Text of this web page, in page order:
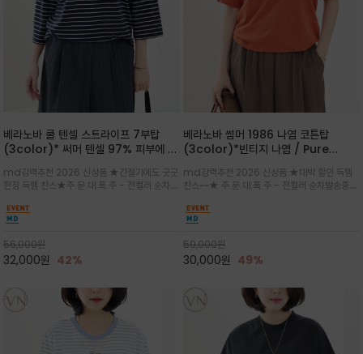
베라노바 쿨 텐셀 스트라이프 7부탑
(3color)* 써머 텐셀 97% 피부에 닿
소재
md강력추천 2026 신상품 ★간절기에도 굿굿
한정 득템 찬스★주.문.대.폭.주 - 전컬러 순차발
있는 드롭숄더와 7부 소매가 더해져 팔 라인을
자연스럽게 커버해주는 아이템/얇고 가벼운 터
치감으로 편안
56,000원
32,000원 42%
베라노바 썸머 1986 나염 코튼탑
(3color)*빈티지 나염 / Pure
어도 룩에 감도가 살아나는 베라노바 스
튜디오 티셔츠
md강력추천 2026 신상품 ★대박 할인 득템
찬스~~★ 주.문.대.폭.주 - 전컬러 순차발송중
유 있는 핏과 경쾌한 기장감이 자연스럽게 체형
을 커버/빈티지한 레터링 프린트가 은근한 포인
트가 되어 데님이나 린넨 팬츠와 감
59,000원
30,000원 49%